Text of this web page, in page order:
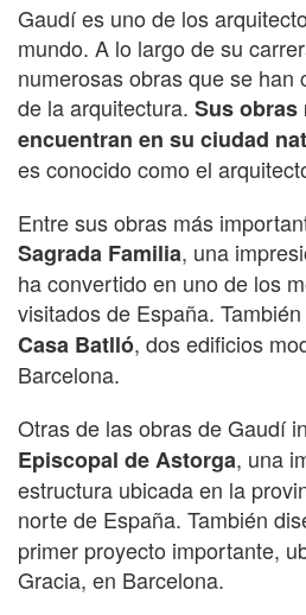
Gaudí es uno de los
mundo. A lo largo de su
numerosas obras que se han
de la arquitectura. Sus obras
encuentran en su ciudad
es conocido como el
Entre sus obras más
Sagrada Familia, una
ha convertido en uno de los
visitados de España.
Casa Batlló, dos edificios
Barcelona.
Otras de las obras de Gaudí
Episcopal de Astorga, una
estructura ubicada en la
norte de España. También
primer proyecto importante,
Gracia, en Barcelona.